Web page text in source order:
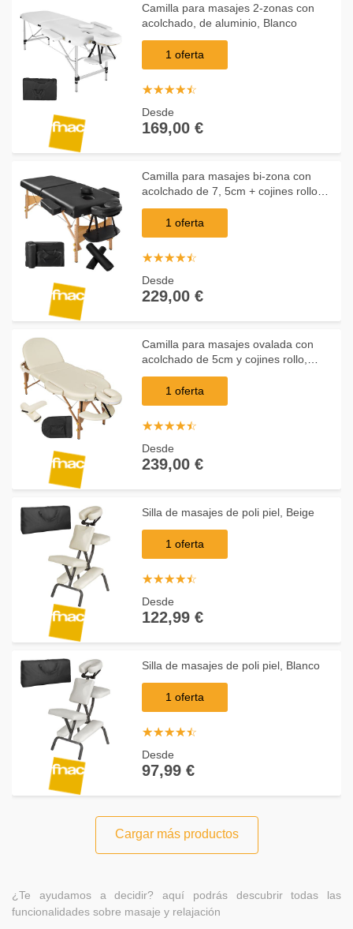
Camilla para masajes 2-zonas con
acolchado, de aluminio, Blanco
1 oferta
☆☆☆☆☆
★★★★★
Desde
169,00 €
Camilla para masajes bi-zona con
acolchado de 7, 5cm + cojines rollos +
bolsa, Negro
1 oferta
☆☆☆☆☆
★★★★★
Desde
229,00 €
Camilla para masajes ovalada con
acolchado de 5cm y cojines rollo,
Beige
1 oferta
☆☆☆☆☆
★★★★★
Desde
239,00 €
Silla de masajes de poli piel, Beige
1 oferta
☆☆☆☆☆
★★★★★
Desde
122,99 €
Silla de masajes de poli piel, Blanco
1 oferta
☆☆☆☆☆
★★★★★
Desde
97,99 €
Cargar más productos
¿Te ayudamos a decidir? aquí podrás descubrir todas las
funcionalidades sobre masaje y relajación